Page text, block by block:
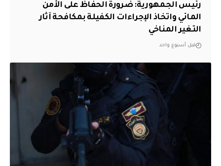
رئيس الجمهورية: ضرورة الحفاظ على الأمن
المائي واتخاذ الإجراءات الكفيلة بمكافحة آثار
التغير المناخي
قبل أسبوع واحد